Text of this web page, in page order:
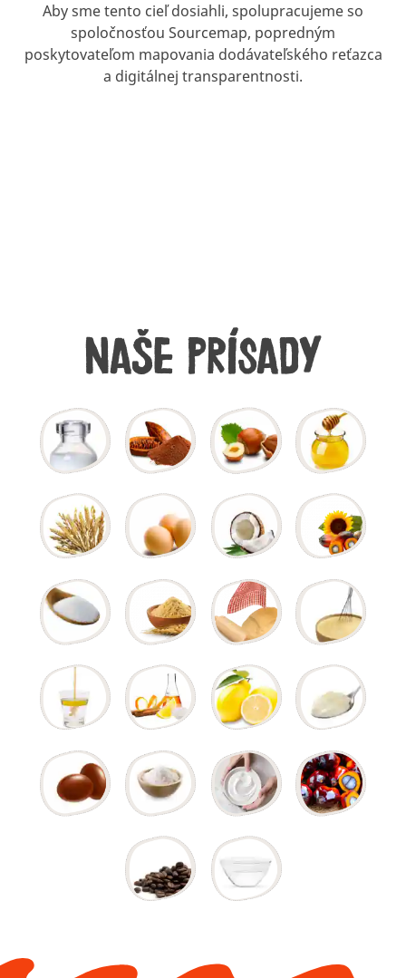
Aby sme tento cieľ dosiahli, spolupracujeme so
spoločnosťou Sourcemap, popredným
poskytovateľom mapovania dodávateľského reťazca
a digitálnej transparentnosti.
Naše prísady